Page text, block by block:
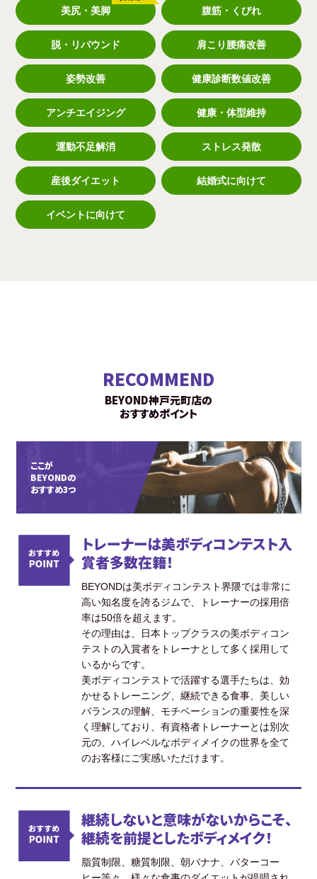
美尻・美脚 腹筋・くびれ
脱・リバウンド 肩こり腰痛改善
姿勢改善 健康診断数値改善
アンチエイジング 健康・体型維持
運動不足解消 ストレス発散
産後ダイエット 結婚式に向けて
イベントに向けて
RECOMMEND
BEYOND神戸元町店の
おすすめポイント
ここが
BEYONDの
おすすめ3つ
トレーナーは美ボディコンテスト入
賞者多数在籍！
BEYONDは美ボディコンテスト界隈では非常に
高い知名度を誇るジムで、トレーナーの採用倍
率は50倍を超えます。
その理由は、日本トップクラスの美ボディコン
テストの入賞者をトレーナとして多く採用して
いるからです。
美ボディコンテストで活躍する選手たちは、効
かせるトレーニング、継続できる食事、美しい
バランスの理解、モチベーションの重要性を深
く理解しており、有資格者トレーナーとは別次
元の、ハイレベルなボディメイクの世界を全て
のお客様にご実感いただけます。
継続しないと意味がないからこそ、
継続を前提としたボディメイク！
脂質制限、糖質制限、朝バナナ、バターコー